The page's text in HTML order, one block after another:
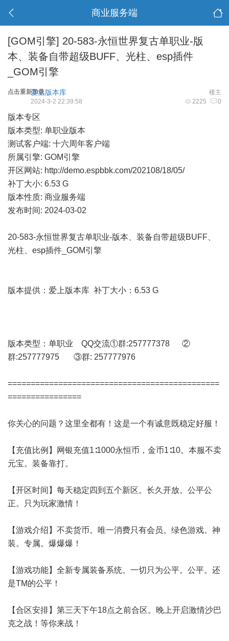
商业服务端
[GOM引擎] 20-583-永恒世界复古单职业-版
本、装备自带超级BUFF、光柱、esp插件
_GOM引擎
点击重新加载 楼主
爱上版本库
2225 0
2024-3-2 22:39:58
版本专区
版本类型: 单职业版本
测试客户端: 十六周年客户端
所属引擎: GOM引擎
开区网站: http://demo.espbbk.com/202108/18/05/
补丁大小: 6.53 G
版本性质: 商业服务端
发布时间: 2024-03-02
20-583-永恒世界复古单职业-版本、装备自带超级BUFF、
光柱、esp插件_GOM引擎
版本提供：爱上版本库 补丁大小：6.53 G
版本类型：单职业 QQ交流①群:257777378 ②
群:257777975 ③群: 257777976
==============================================
================
你关心的问题？这里全都有！这是一个有诚意既稳定好服！
【充值比例】网银充值1∶1000永恒币，金币1∶10。本服不卖
元宝。装备靠打。
【开区时间】每天稳定四到五个新区。长久开放。公平公
正。只为玩家激情！
【游戏介绍】不卖货币。唯一消费只有会员。绿色游戏。神
装。专属。爆爆爆！
【游戏功能】全新专属装备系统。一切只为公平。公平。还
是TM的公平！
【合区安排】第三天下午18点之前合区。晚上开启激情沙巴
克之战！等你来战！